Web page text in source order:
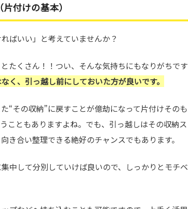
付けの基本）
ばいい」と考えていませんか？
たくさん！！つい、そんな気持ちにもなりがちです
く、引っ越し前にしておいた方が良いです。
“その収納”に戻すことが億劫になって片付けそのも
こともありますよね。でも、引っ越しはその収納ス
き合い整理できる絶好のチャンスでもあります。
中して分別していけば良いので、しっかりとモチベ